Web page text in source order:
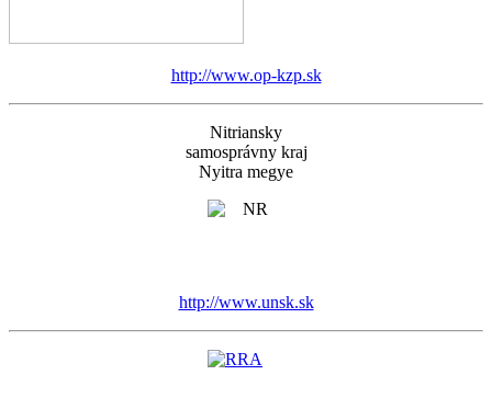
http://www.op-kzp.sk
Nitriansky
samosprávny kraj
Nyitra megye
http://www.unsk.sk